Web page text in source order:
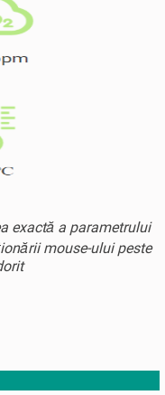
exactă a parametrului
mouse-ului peste